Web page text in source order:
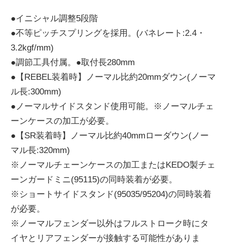
●イニシャル調整5段階
●不等ピッチスプリングを採用。(バネレート:2.4・
3.2kgf/mm)
●調節工具付属。●取付長280mm
●【REBEL装着時】ノーマル比約20mmダウン(ノーマ
ル長:300mm)
●ノーマルサイドスタンド使用可能。※ノーマルチェ
ーンケースの加工が必要。
●【SR装着時】ノーマル比約40mmローダウン(ノー
マル長:320mm)
※ノーマルチェーンケースの加工またはKEDO製チェ
ーンガードミニ(95115)の同時装着が必要。
※ショートサイドスタンド(95035/95204)の同時装着
が必要。
※ノーマルフェンダー以外はフルストローク時にタ
イヤとリアフェンダーが接触する可能性がありま